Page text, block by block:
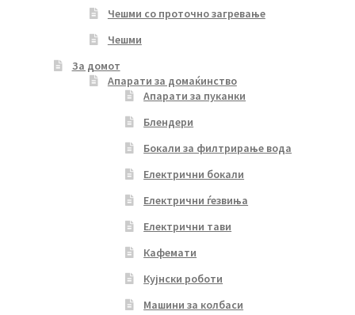
Чешми со проточно загревање
Чешми
За домот
Апарати за домаќинство
Апарати за пуканки
Блендери
Бокали за филтрирање вода
Електрични бокали
Електрични ѓезвиња
Електрични тави
Кафемати
Кујнски роботи
Машини за колбаси